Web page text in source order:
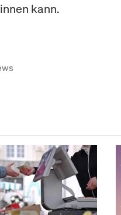
kann.